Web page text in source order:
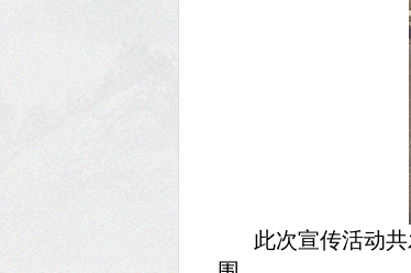
此次宣传活动